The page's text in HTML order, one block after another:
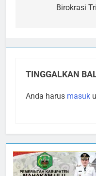
Birokrasi
TINGGALKAN
Anda harus masuk